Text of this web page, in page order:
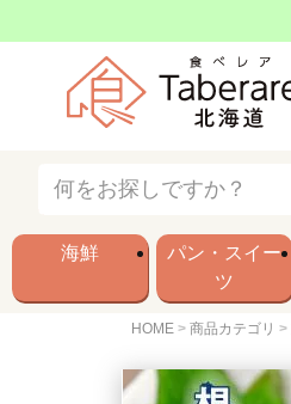
海鮮
パン・スイー
ツ
HOME 商品カテゴリ